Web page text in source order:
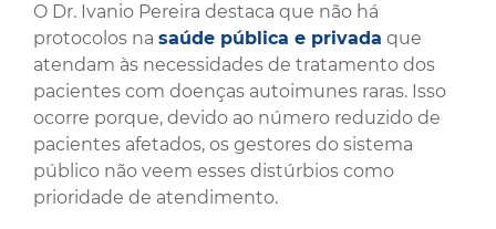
O Dr. Ivanio Pereira destaca que não há
protocolos na saúde pública e privada que
atendam às necessidades de tratamento dos
pacientes com doenças autoimunes raras. Isso
ocorre porque, devido ao número reduzido de
pacientes afetados, os gestores do sistema
público não veem esses distúrbios como
prioridade de atendimento.